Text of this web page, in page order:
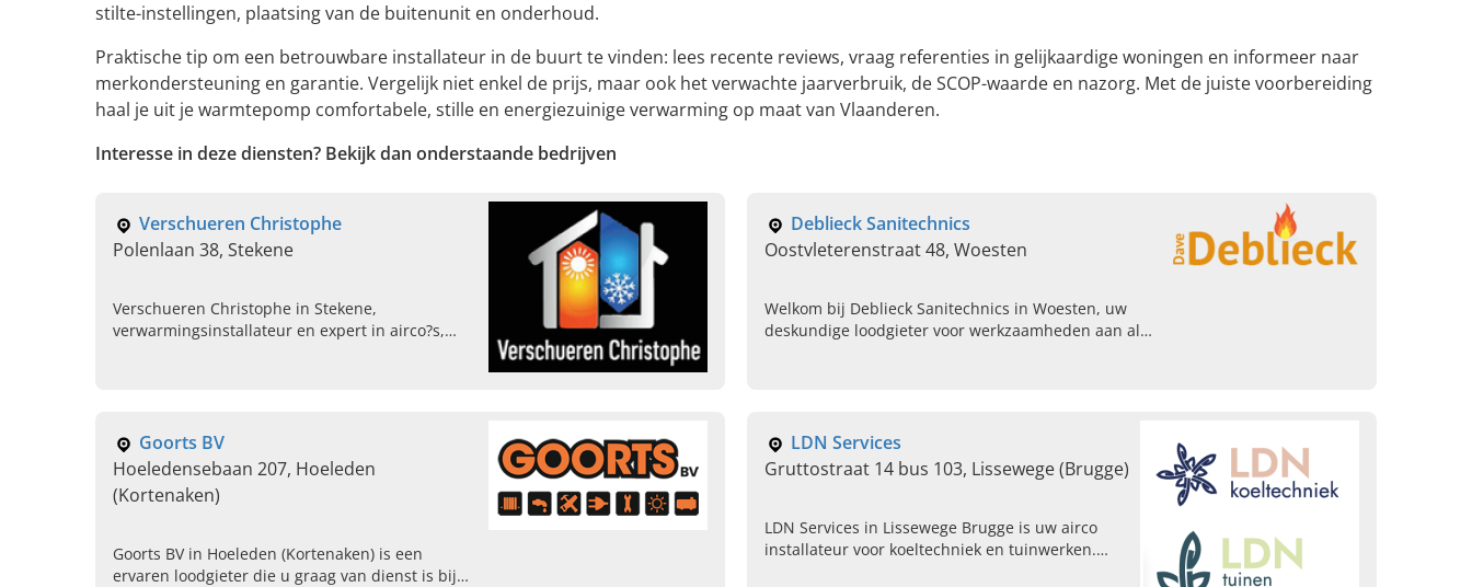
stilte-instellingen, plaatsing van de buitenunit en onderhoud.
Praktische tip om een betrouwbare installateur in de buurt te vinden: lees recente reviews, vraag referenties in gelijkaardige woningen en informeer naar
merkondersteuning en garantie. Vergelijk niet enkel de prijs, maar ook het verwachte jaarverbruik, de SCOP-waarde en nazorg. Met de juiste voorbereiding
haal je uit je warmtepomp comfortabele, stille en energiezuinige verwarming op maat van Vlaanderen.
Interesse in deze diensten? Bekijk dan onderstaande bedrijven
Verschueren Christophe
Polenlaan 38, Stekene
Verschueren Christophe in Stekene,
verwarmingsinstallateur en expert in airco?s,
Deblieck Sanitechnics
Oostvleterenstraat 48, Woesten
Welkom bij Deblieck Sanitechnics in Woesten, uw
deskundige loodgieter voor werkzaamheden aan al
Goorts BV
Hoeledensebaan 207, Hoeleden
(Kortenaken)
Goorts BV in Hoeleden (Kortenaken) is een
ervaren loodgieter die u graag van dienst is bij
LDN Services
Gruttostraat 14 bus 103, Lissewege (Brugge)
LDN Services in Lissewege Brugge is uw airco
installateur voor koeltechniek en tuinwerken.